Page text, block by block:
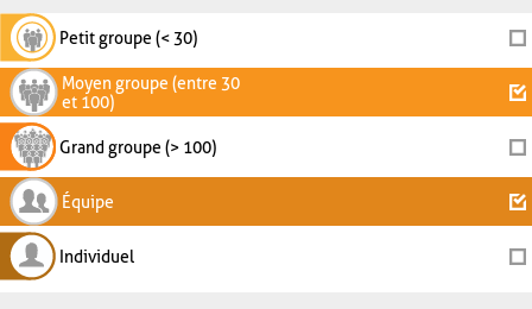
Petit groupe (< 30)
Moyen groupe (entre 30
et 100)
Grand groupe (> 100)
Équipe
Individuel